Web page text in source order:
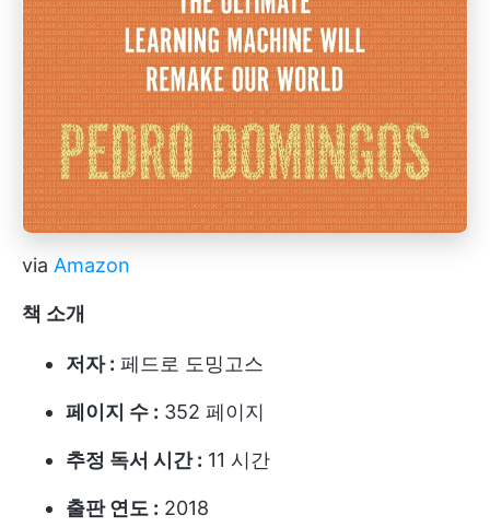
via Amazon
책 소개
저자 : 페드로 도밍고스
페이지 수 : 352 페이지
추정 독서 시간 : 11 시간
출판 연도 : 2018